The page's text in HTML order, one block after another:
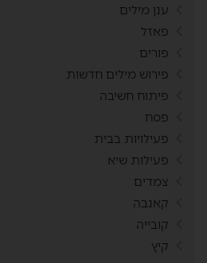
ענן מילים
פאזל
פורים
פירוש מילים חדשות
פיתוח חשיבה
פסח
פעילויות בבית
פעילות שיא
צמדים
קאנבה
קובייה
קיץ